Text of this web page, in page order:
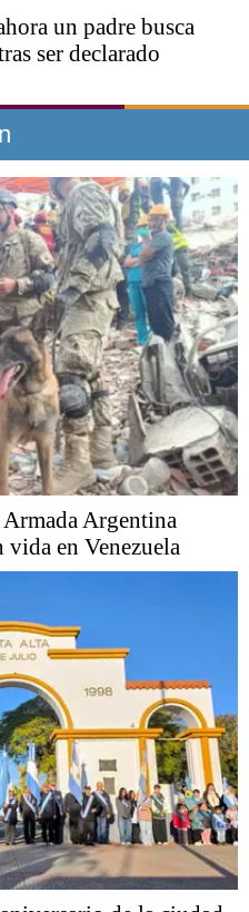
un padre busca
ser declarado
Armada Argentina
vida en Venezuela